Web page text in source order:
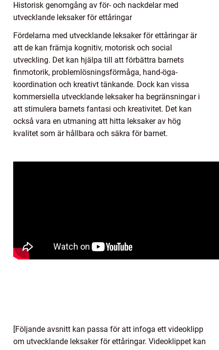
Historisk genomgång av för- och nackdelar med
utvecklande leksaker för ettåringar
Fördelarna med utvecklande leksaker för ettåringar är
att de kan främja kognitiv, motorisk och social
utveckling. Det kan hjälpa till att förbättra barnets
finmotorik, problemlösningsförmåga, hand-öga-
koordination och kreativt tänkande. Dock kan vissa
kommersiella utvecklande leksaker ha begränsningar i
att stimulera barnets fantasi och kreativitet. Det kan
också vara en utmaning att hitta leksaker av hög
kvalitet som är hållbara och säkra för barnet.
[Följande avsnitt kan passa för att infoga ett videoklipp
om utvecklande leksaker för ettåringar. Videoklippet kan